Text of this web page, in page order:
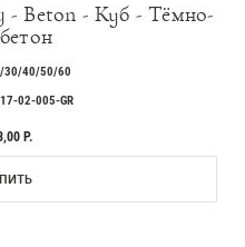
Beton - Куб - Тёмно-
30/40/50/60
02-005-GR
Р.